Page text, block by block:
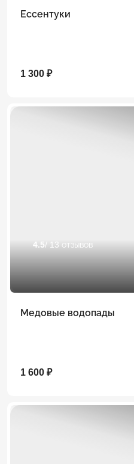
Ессентуки
1 300 ₽
4.5/ 13 отзывов
Медовые водопады
1 600 ₽